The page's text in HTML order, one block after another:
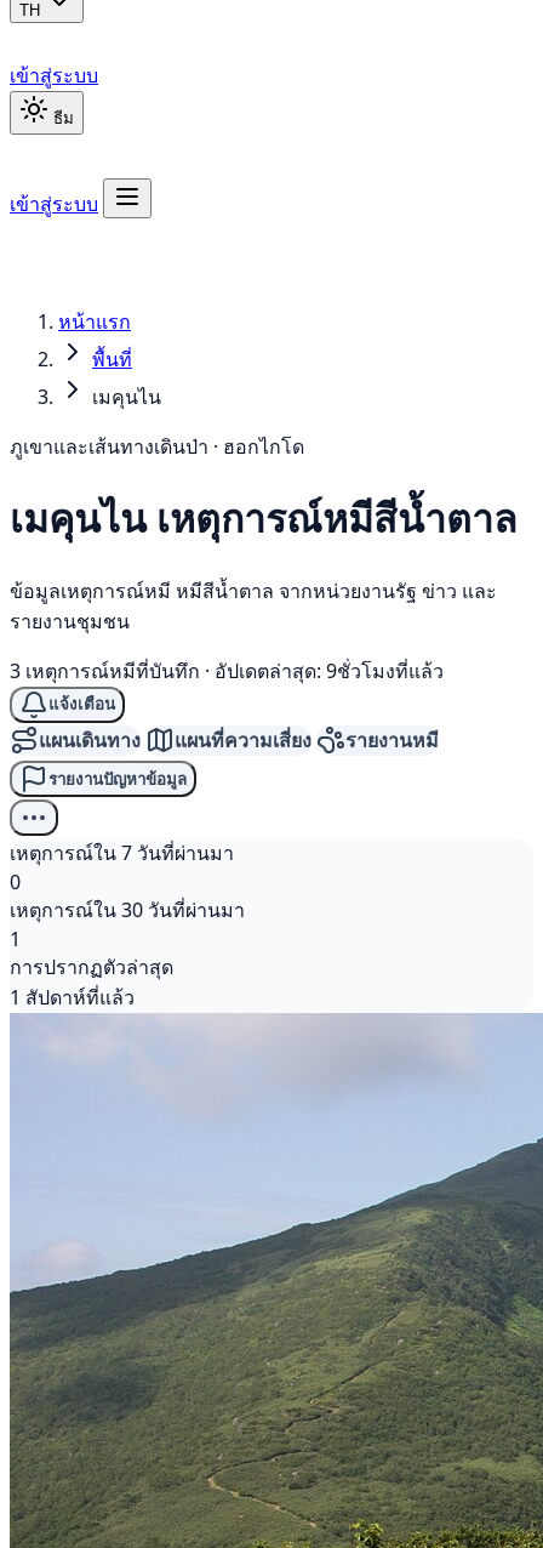
TH
เข้าสู่ระบบ
ธีม
เข้าสู่ระบบ
หน้าแรก
พื้นที่
เมคุนไน
ภูเขาและเส้นทางเดินป่า · ฮอกไกโด
เมคุนไน เหตุการณ์หมีสีน้ำตาล
ข้อมูลเหตุการณ์หมี หมีสีน้ำตาล จากหน่วยงานรัฐ ข่าว และ
รายงานชุมชน
3 เหตุการณ์หมีที่บันทึก · อัปเดตล่าสุด: 9ชั่วโมงที่แล้ว
แจ้งเตือน
แผนเดินทาง แผนที่ความเสี่ยง รายงานหมี
รายงานปัญหาข้อมูล
เหตุการณ์ใน 7 วันที่ผ่านมา
0
เหตุการณ์ใน 30 วันที่ผ่านมา
1
การปรากฏตัวล่าสุด
1 สัปดาห์ที่แล้ว